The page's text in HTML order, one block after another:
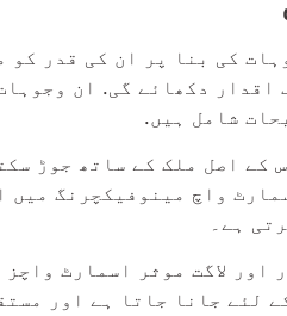
کی بنا پر ان کی قدر کو
دکھائے گی. ان
شامل ہیں.
کے اصل ملک کے ساتھ جوڑ
واچ مینوفیکچرنگ میں
ہے۔
لاگت موثر اسمارٹ واچز
لئے جانا جاتا ہے اور